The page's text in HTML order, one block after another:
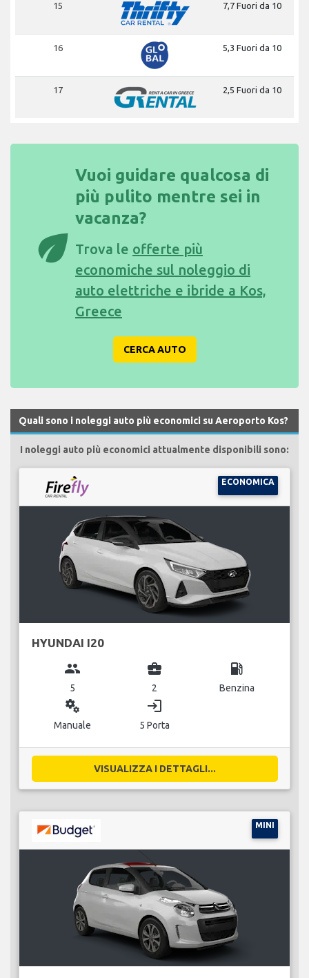
15 7,7 Fuori da 10
16 5,3 Fuori da 10
17 2,5 Fuori da 10
eco
Vuoi guidare qualcosa di
più pulito mentre sei in
vacanza?
Trova le offerte più
economiche sul noleggio di
auto elettriche e ibride a Kos,
Greece
CERCA AUTO
Quali sono i noleggi auto più economici su Aeroporto Kos?
I noleggi auto più economici attualmente disponibili sono:
ECONOMICA
HYUNDAI I20
group
5
business_center
2
local_gas_station
Benzina
miscellaneous_services
Manuale
login
5 Porta
VISUALIZZA I DETTAGLI...
MINI